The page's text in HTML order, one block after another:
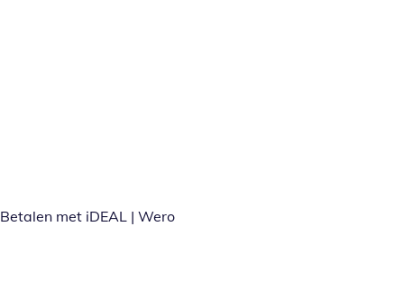
Betalen met iDEAL | Wero